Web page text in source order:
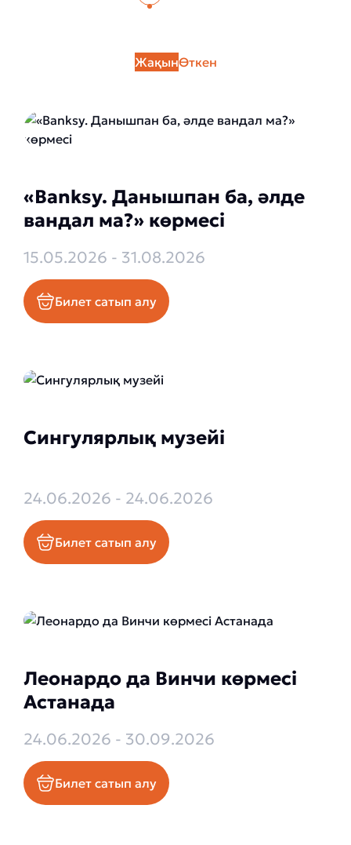
ЖақынӨткен
«Banksy. Данышпан ба, әлде
вандал ма?» көрмесі
15.05.2026 - 31.08.2026
Билет сатып алу
Сингулярлық музейі
24.06.2026 - 24.06.2026
Билет сатып алу
Леонардо да Винчи көрмесі
Астанада
24.06.2026 - 30.09.2026
Билет сатып алу